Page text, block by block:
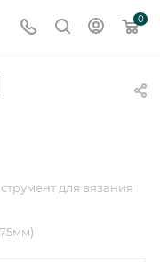
0
для вязания